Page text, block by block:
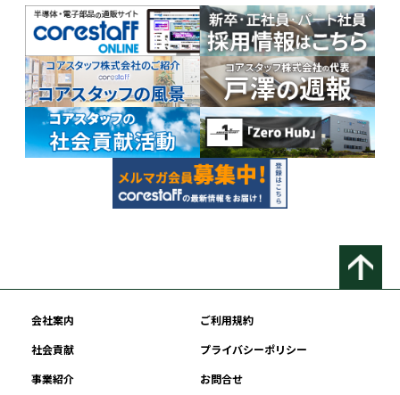
会社案内
ご利用規約
社会貢献
プライバシーポリシー
事業紹介
お問合せ